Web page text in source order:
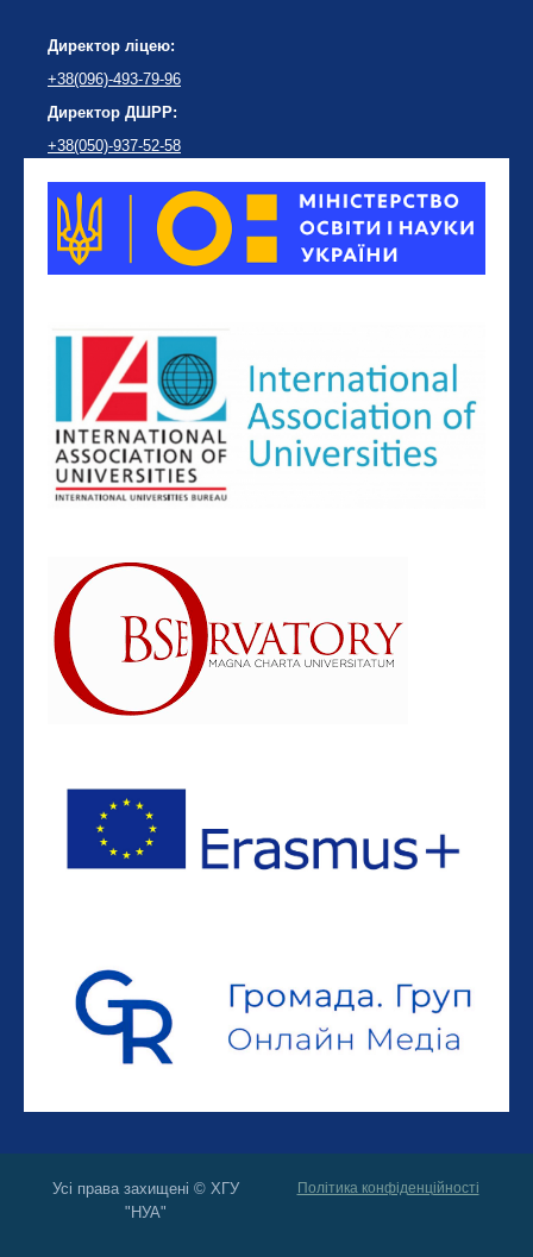
Директор ліцею:
+38(096)-493-79-96
Директор ДШРР:
+38(050)-937-52-58
Усі права захищені © ХГУ
"НУА"
Політика конфіденційності